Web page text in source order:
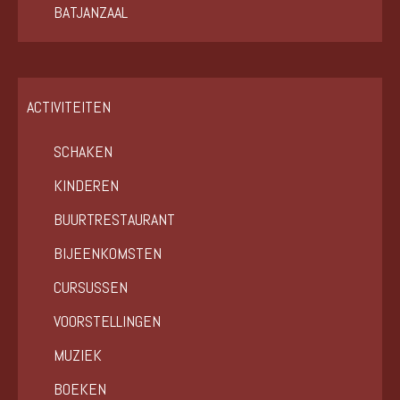
BATJANZAAL
ACTIVITEITEN
SCHAKEN
KINDEREN
BUURTRESTAURANT
BIJEENKOMSTEN
CURSUSSEN
VOORSTELLINGEN
MUZIEK
BOEKEN